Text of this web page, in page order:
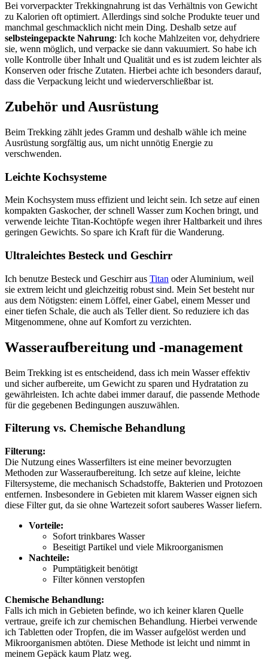
Bei vorverpackter Trekkingnahrung ist das Verhältnis von Gewicht
zu Kalorien oft optimiert. Allerdings sind solche Produkte teuer und
manchmal geschmacklich nicht mein Ding. Deshalb setze auf
selbsteingepackte Nahrung: Ich koche Mahlzeiten vor, dehydriere
sie, wenn möglich, und verpacke sie dann vakuumiert. So habe ich
volle Kontrolle über Inhalt und Qualität und es ist zudem leichter als
Konserven oder frische Zutaten. Hierbei achte ich besonders darauf,
dass die Verpackung leicht und wiederverschließbar ist.
Zubehör und Ausrüstung
Beim Trekking zählt jedes Gramm und deshalb wähle ich meine
Ausrüstung sorgfältig aus, um nicht unnötig Energie zu
verschwenden.
Leichte Kochsysteme
Mein Kochsystem muss effizient und leicht sein. Ich setze auf einen
kompakten Gaskocher, der schnell Wasser zum Kochen bringt, und
verwende leichte Titan-Kochtöpfe wegen ihrer Haltbarkeit und ihres
geringen Gewichts. So spare ich Kraft für die Wanderung.
Ultraleichtes Besteck und Geschirr
Ich benutze Besteck und Geschirr aus Titan oder Aluminium, weil
sie extrem leicht und gleichzeitig robust sind. Mein Set besteht nur
aus dem Nötigsten: einem Löffel, einer Gabel, einem Messer und
einer tiefen Schale, die auch als Teller dient. So reduziere ich das
Mitgenommene, ohne auf Komfort zu verzichten.
Wasseraufbereitung und -management
Beim Trekking ist es entscheidend, dass ich mein Wasser effektiv
und sicher aufbereite, um Gewicht zu sparen und Hydratation zu
gewährleisten. Ich achte dabei immer darauf, die passende Methode
für die gegebenen Bedingungen auszuwählen.
Filterung vs. Chemische Behandlung
Filterung:
Die Nutzung eines Wasserfilters ist eine meiner bevorzugten
Methoden zur Wasseraufbereitung. Ich setze auf kleine, leichte
Filtersysteme, die mechanisch Schadstoffe, Bakterien und Protozoen
entfernen. Insbesondere in Gebieten mit klarem Wasser eignen sich
diese Filter gut, da sie ohne Wartezeit sofort sauberes Wasser liefern.
Vorteile:
Sofort trinkbares Wasser
Beseitigt Partikel und viele Mikroorganismen
Nachteile:
Pumptätigkeit benötigt
Filter können verstopfen
Chemische Behandlung:
Falls ich mich in Gebieten befinde, wo ich keiner klaren Quelle
vertraue, greife ich zur chemischen Behandlung. Hierbei verwende
ich Tabletten oder Tropfen, die im Wasser aufgelöst werden und
Mikroorganismen abtöten. Diese Methode ist leicht und nimmt in
meinem Gepäck kaum Platz weg.